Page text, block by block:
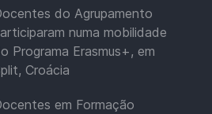
do Agrupamento
numa mobilidade
Programa Erasmus+, em
Croácia
em Formação